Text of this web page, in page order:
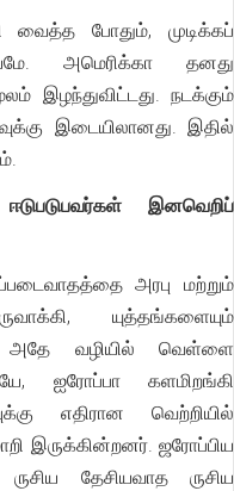
வைத்த போதும், முடிக்கப்
அமெரிக்கா தனது
இழந்துவிட்டது. நடக்கும்
இடையிலானது. இதில்
இனவெறிப்
அரபு மற்றும்
யுத்தங்களையும்
அதே வழியில் வெள்ளை
ஐரோப்பா களமிறங்கி
எதிரான வெற்றியில்
இருக்கின்றனர். ஜரோப்பிய
தேசியவாத ருசிய